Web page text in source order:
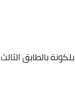
تطل على باركنج و شارع تشمل 2 نوم 2 حمام 1 بلكونة بالطابق الثالث